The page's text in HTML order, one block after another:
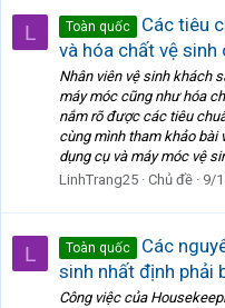
L Toàn quốc
Các tiêu
và hóa chất vệ sinh
Nhân viên vệ sinh khách
máy móc cũng như hóa
nắm rõ được các tiêu
cùng mình tham khảo bài
dụng cụ và máy móc vệ
LinhTrang25 Chủ đề 9/
L Toàn quốc
Các
sinh nhất định phải
Công việc của